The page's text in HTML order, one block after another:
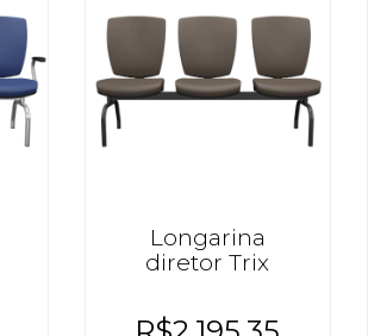
Longarina
diretor Trix